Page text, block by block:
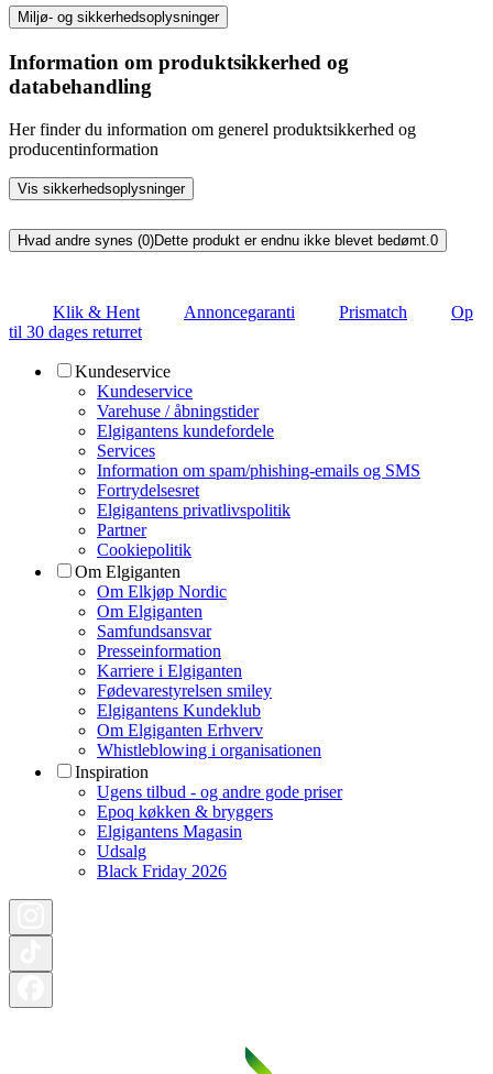
Miljø- og sikkerhedsoplysninger
Information om produktsikkerhed og
databehandling
Her finder du information om generel produktsikkerhed og
producentinformation
Vis sikkerhedsoplysninger
Hvad andre synes (0)Dette produkt er endnu ikke blevet bedømt. 0
Klik & Hent Annoncegaranti Prismatch
Op
til 30 dages returret
Kundeservice
Kundeservice
Varehuse / åbningstider
Elgigantens kundefordele
Services
Information om spam/phishing-emails og SMS
Fortrydelsesret
Elgigantens privatlivspolitik
Partner
Cookiepolitik
Om Elgiganten
Om Elkjøp Nordic
Om Elgiganten
Samfundsansvar
Presseinformation
Karriere i Elgiganten
Fødevarestyrelsen smiley
Elgigantens Kundeklub
Om Elgiganten Erhverv
Whistleblowing i organisationen
Inspiration
Ugens tilbud - og andre gode priser
Epoq køkken & bryggers
Elgigantens Magasin
Udsalg
Black Friday 2026